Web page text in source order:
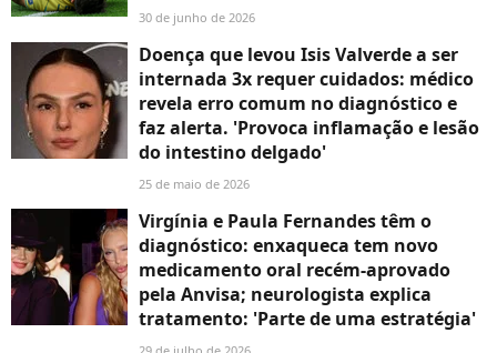
30 de junho de 2026
Doença que levou Isis Valverde a ser
internada 3x requer cuidados: médico
revela erro comum no diagnóstico e
faz alerta. 'Provoca inflamação e lesão
do intestino delgado'
25 de maio de 2026
Virgínia e Paula Fernandes têm o
diagnóstico: enxaqueca tem novo
medicamento oral recém-aprovado
pela Anvisa; neurologista explica
tratamento: 'Parte de uma estratégia'